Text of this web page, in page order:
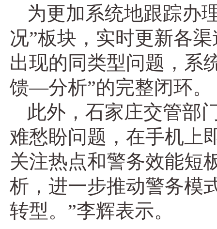
为更加系统地跟踪办
况”板块，实时更新各
出现的同类型问题，
馈—分析”的完整闭环。
此外，石家庄交管部
难愁盼问题，在手机上
关注热点和警务效能短
析，进一步推动警务模
转型。”李辉表示。